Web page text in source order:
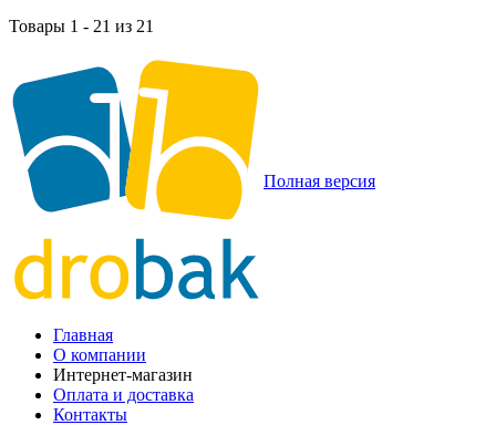
Товары 1 - 21 из 21
Полная версия
Главная
О компании
Интернет-магазин
Оплата и доставка
Контакты